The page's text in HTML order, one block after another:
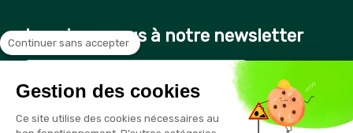
Inscrivez-vous à notre newsletter
Vous pouvez vous désinscrire à tout moment en cliquant sur le
lien présent dans nos emails
Continuer sans accepter
Gestion des cookies
Ce site utilise des cookies nécessaires au